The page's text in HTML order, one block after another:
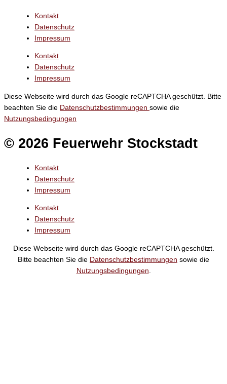
Kontakt
Datenschutz
Impressum
Kontakt
Datenschutz
Impressum
Diese Webseite wird durch das Google reCAPTCHA geschützt. Bitte
beachten Sie die Datenschutzbestimmungen sowie die
Nutzungsbedingungen
© 2026 Feuerwehr Stockstadt
Kontakt
Datenschutz
Impressum
Kontakt
Datenschutz
Impressum
Diese Webseite wird durch das Google reCAPTCHA geschützt.
Bitte beachten Sie die Datenschutzbestimmungen sowie die
Nutzungsbedingungen.